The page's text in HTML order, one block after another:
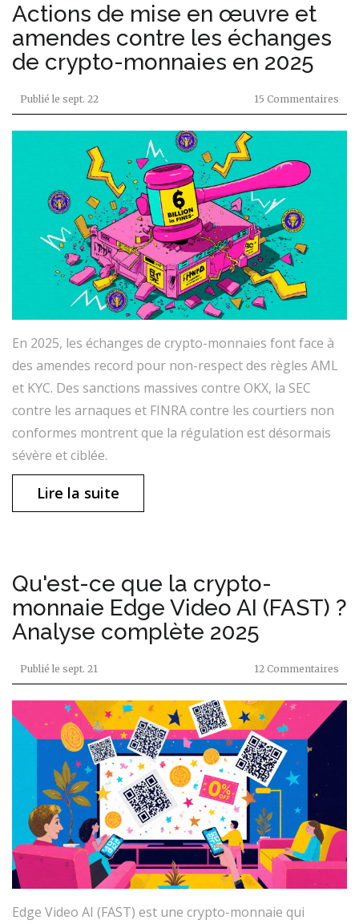
Actions de mise en œuvre et
amendes contre les échanges
de crypto-monnaies en 2025
Publié le sept. 22 15 Commentaires
En 2025, les échanges de crypto-monnaies font face à
des amendes record pour non-respect des règles AML
et KYC. Des sanctions massives contre OKX, la SEC
contre les arnaques et FINRA contre les courtiers non
conformes montrent que la régulation est désormais
sévère et ciblée.
Lire la suite
Qu'est-ce que la crypto-
monnaie Edge Video AI (FAST) ?
Analyse complète 2025
Publié le sept. 21 12 Commentaires
Edge Video AI (FAST) est une crypto-monnaie qui